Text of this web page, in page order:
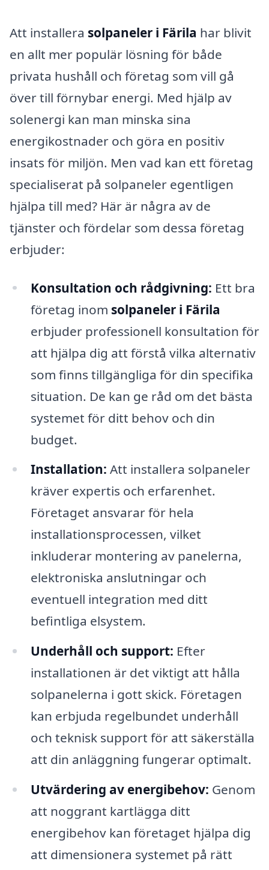
Att installera solpaneler i Färila har blivit
en allt mer populär lösning för både
privata hushåll och företag som vill gå
över till förnybar energi. Med hjälp av
solenergi kan man minska sina
energikostnader och göra en positiv
insats för miljön. Men vad kan ett företag
specialiserat på solpaneler egentligen
hjälpa till med? Här är några av de
tjänster och fördelar som dessa företag
erbjuder:
Konsultation och rådgivning: Ett bra
företag inom solpaneler i Färila
erbjuder professionell konsultation för
att hjälpa dig att förstå vilka alternativ
som finns tillgängliga för din specifika
situation. De kan ge råd om det bästa
systemet för ditt behov och din
budget.
Installation: Att installera solpaneler
kräver expertis och erfarenhet.
Företaget ansvarar för hela
installationsprocessen, vilket
inkluderar montering av panelerna,
elektroniska anslutningar och
eventuell integration med ditt
befintliga elsystem.
Underhåll och support: Efter
installationen är det viktigt att hålla
solpanelerna i gott skick. Företagen
kan erbjuda regelbundet underhåll
och teknisk support för att säkerställa
att din anläggning fungerar optimalt.
Utvärdering av energibehov: Genom
att noggrant kartlägga ditt
energibehov kan företaget hjälpa dig
att dimensionera systemet på rätt